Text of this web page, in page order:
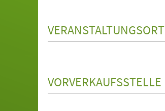
VERANSTALTUNGSORT
VORVERKAUFSSTELLE